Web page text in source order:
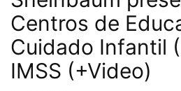
Centros de
Cuidado Infantil
IMSS (+Video)